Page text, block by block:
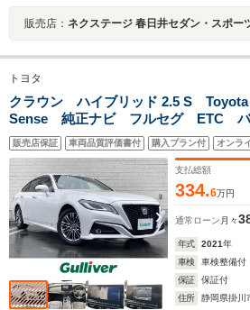
販売店： ネクステージ 春日井セダン・スポー
トヨタ
クラウン ハイブリッド 2.5 S
Sense 純正ナビ フルセグ ETC バ
ライブレコーダー LEDヘッドランプ
ズコントロール ハーフレザーシート
販売店保証 車両品質評価書付 購入プラン付 オンラ
支払総額
334.6万円
通常ローン 月々
年式 2021年
車検
車検整備付
保証
保証付
住所
静岡県掛川